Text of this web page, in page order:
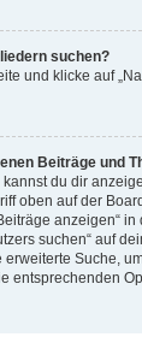
suchen?
und klicke auf
Beiträge und
du dir
oben auf der
anzeigen“
suchen“ auf
Suche,
entsprechenden